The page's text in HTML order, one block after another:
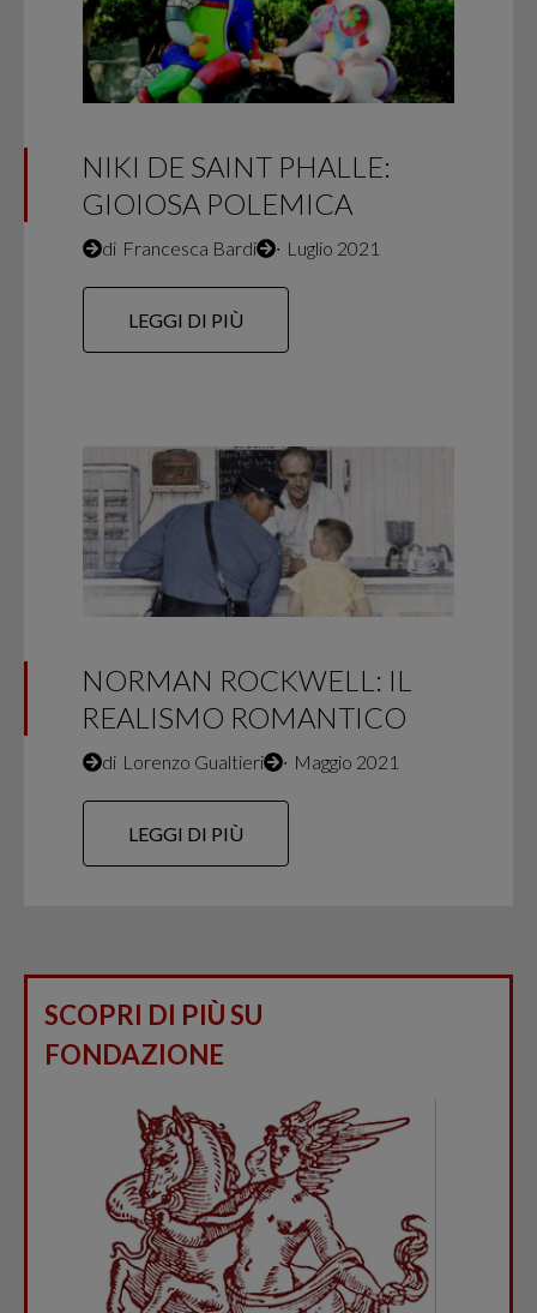
NIKI DE SAINT PHALLE:
GIOIOSA POLEMICA
di Francesca Bardi ∙ Luglio 2021
LEGGI DI PIÙ
NORMAN ROCKWELL: IL
REALISMO ROMANTICO
di Lorenzo Gualtieri ∙ Maggio 2021
LEGGI DI PIÙ
SCOPRI DI PIÙ SU
FONDAZIONE